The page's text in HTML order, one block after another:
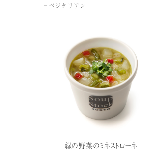
ベジタリアン
緑の野菜のミネストローネ